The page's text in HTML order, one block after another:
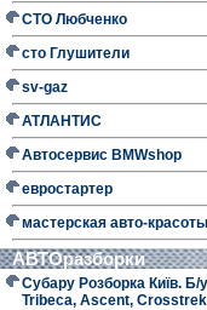
СТО Любченко
сто Глушители
sv-gaz
АТЛАНТИС
Автосервис BMWshop
евростартер
мастерская авто-
АВТОразборки
Субару Розборка Київ. Б/
Tribeca, Ascent,